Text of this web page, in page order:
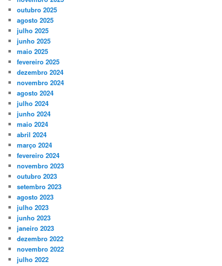
outubro 2025
agosto 2025
julho 2025
junho 2025
maio 2025
fevereiro 2025
dezembro 2024
novembro 2024
agosto 2024
julho 2024
junho 2024
maio 2024
abril 2024
março 2024
fevereiro 2024
novembro 2023
outubro 2023
setembro 2023
agosto 2023
julho 2023
junho 2023
janeiro 2023
dezembro 2022
novembro 2022
julho 2022